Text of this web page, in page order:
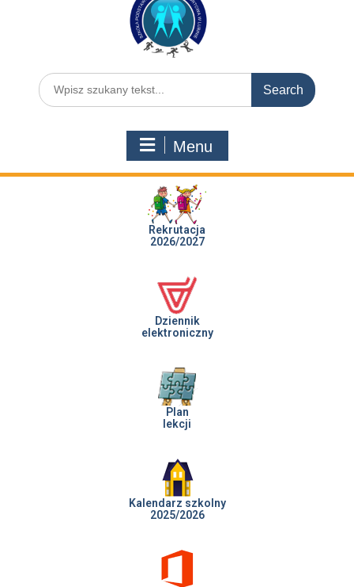
Menu
Rekrutacja
2026/2027
Dziennik
elektroniczny
Plan
lekcji
Kalendarz szkolny
2025/2026